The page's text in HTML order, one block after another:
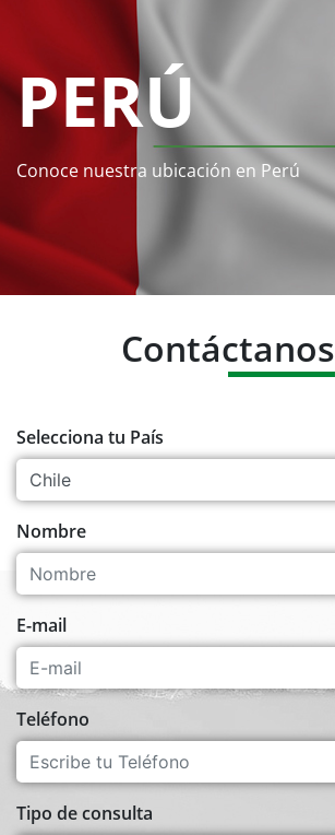
PERÚ
Conoce nuestra ubicación en Perú
Contáctanos
Selecciona tu País
Nombre
E-mail
Teléfono
Tipo de consulta